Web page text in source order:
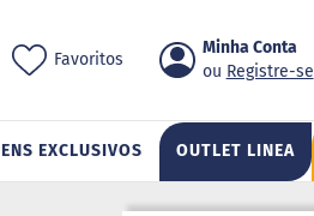
EXCLUSIVOS OUTLET LINEA
Favoritos
Pular
para
conteúdo
Minha Conta
Registre-se